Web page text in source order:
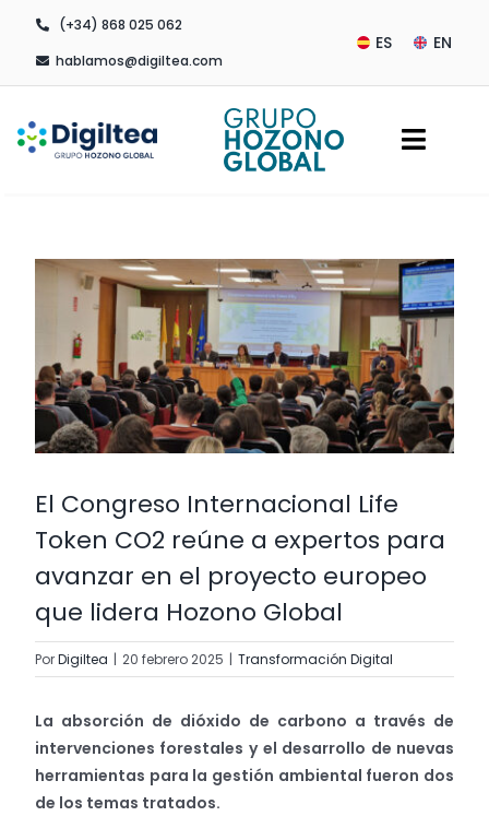
Saltar
contenido
(+34) 868 025 062
hablamos@digiltea.com
ES EN
Transformación Digital
Servicios de Outsourcing
Actualidad
Trabaja con nosotros
Contacto
El Congreso Internacional Life
Token CO2 reúne a expertos para
avanzar en el proyecto europeo
que lidera Hozono Global
PorDigiltea | 20 febrero 2025 | Transformación Digital
La absorción de dióxido de carbono a través de
intervenciones forestales y el desarrollo de nuevas
herramientas para la gestión ambiental fueron dos
de los temas tratados.